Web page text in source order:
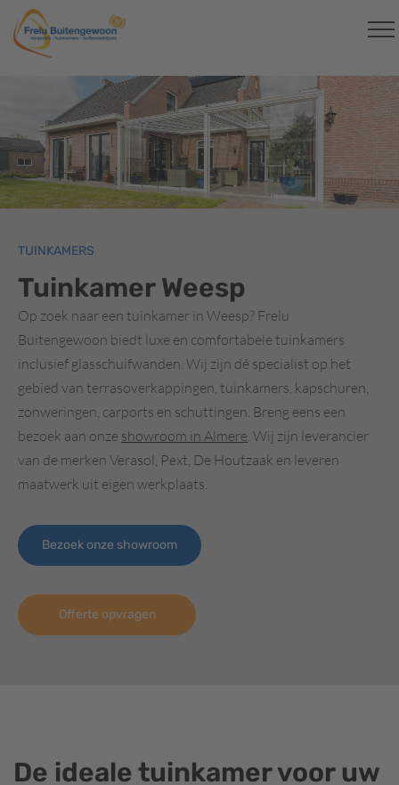
TUINKAMERS
Tuinkamer Weesp
Op zoek naar een tuinkamer in Weesp? Frelu
Buitengewoon biedt luxe en comfortabele tuinkamers
inclusief glasschuifwanden. Wij zijn dé specialist op het
gebied van terrasoverkappingen, tuinkamers, kapschuren,
zonweringen, carports en schuttingen. Breng eens een
bezoek aan onze showroom in Almere. Wij zijn leverancier
van de merken Verasol, Pext, De Houtzaak en leveren
maatwerk uit eigen werkplaats.
Bezoek onze showroom
Offerte opvragen
De ideale tuinkamer voor uw